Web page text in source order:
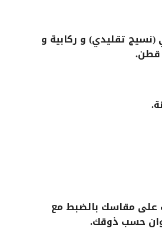
تقليدي) و ركابية و
قطن.
على مقاسك بالضبط مع
حسب ذوقك.